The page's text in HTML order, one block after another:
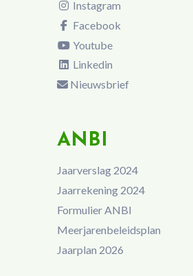
Instagram
Facebook
Youtube
Linkedin
Nieuwsbrief
ANBI
Jaarverslag 2024
Jaarrekening 2024
Formulier ANBI
Meerjarenbeleidsplan
Jaarplan 2026